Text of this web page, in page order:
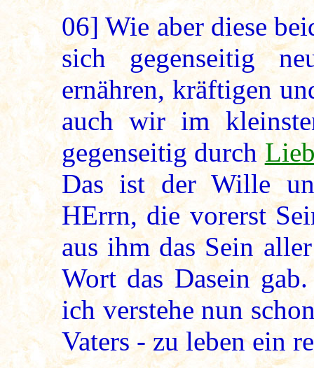
06] Wie aber diese
sich gegenseitig
ernähren, kräftigen
auch wir im
gegenseitig durch
Das ist der Wille
HErrn, die vorerst
aus ihm das Sein
Wort das Dasein
ich verstehe nun
Vaters - zu leben ein